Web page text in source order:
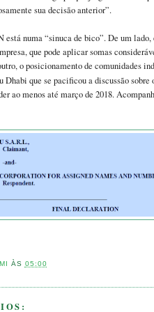
sua decisão anterior”.
numa “sinuca de bico”. De um lado,
que pode aplicar somas
o posicionamento de comunidades
Dhabi que se pacificou a discussão sobre
ao menos até março de 2018.
ÀS 05:00